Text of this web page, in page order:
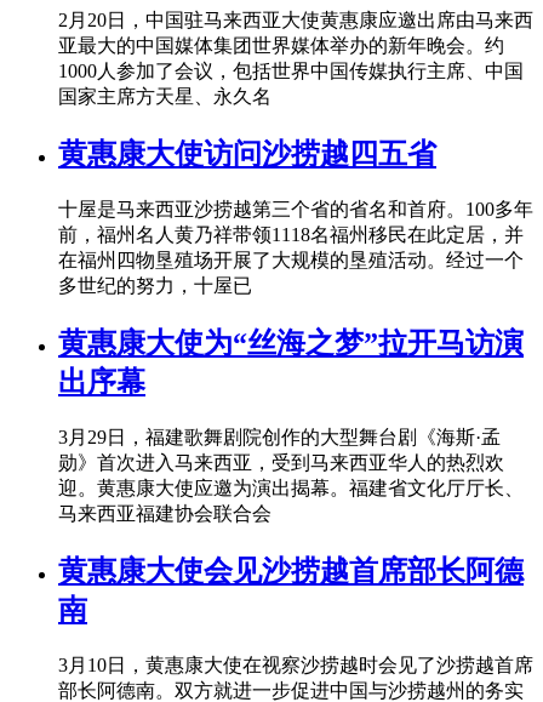
2月20日，中国驻马来西亚大使黄惠康应邀出席由马来西
亚最大的中国媒体集团世界媒体举办的新年晚会。约
1000人参加了会议，包括世界中国传媒执行主席、中国
国家主席方天星、永久名
黄惠康大使访问沙捞越四五省
十屋是马来西亚沙捞越第三个省的省名和首府。100多年
前，福州名人黄乃祥带领1118名福州移民在此定居，并
在福州四物垦殖场开展了大规模的垦殖活动。经过一个
多世纪的努力，十屋已
黄惠康大使为“丝海之梦”拉开马访演
出序幕
3月29日，福建歌舞剧院创作的大型舞台剧《海斯·孟
勋》首次进入马来西亚，受到马来西亚华人的热烈欢
迎。黄惠康大使应邀为演出揭幕。福建省文化厅厅长、
马来西亚福建协会联合会
黄惠康大使会见沙捞越首席部长阿德
南
3月10日，黄惠康大使在视察沙捞越时会见了沙捞越首席
部长阿德南。双方就进一步促进中国与沙捞越州的务实